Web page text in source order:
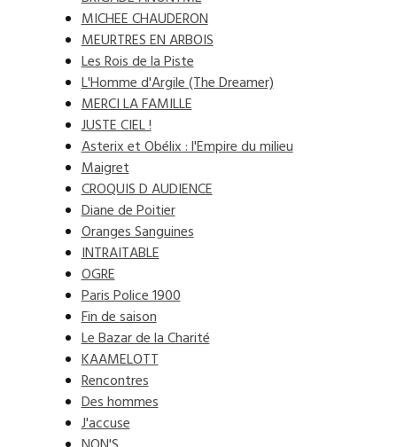
MICHEE CHAUDERON
MEURTRES EN ARBOIS
Les Rois de la Piste
L'Homme d'Argile (The Dreamer)
MERCI LA FAMILLE
JUSTE CIEL !
Asterix et Obélix : l'Empire du milieu
Maigret
CROQUIS D AUDIENCE
Diane de Poitier
Oranges Sanguines
INTRAITABLE
OGRE
Paris Police 1900
Fin de saison
Le Bazar de la Charité
KAAMELOTT
Rencontres
Des hommes
J'accuse